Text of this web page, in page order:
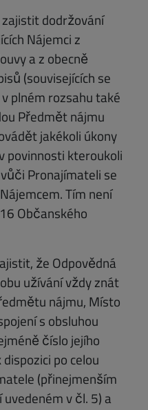
dodržování
Nájemci z
a z obecně
(souvisejících se
plném rozsahu také
Předmět nájmu
jakékoli úkony
povinnosti kteroukoli
Pronajímateli se
Tím není
Občanského
že Odpovědná
užívání vždy znát
nájmu, Místo
s obsluhou
číslo jejího
po celou
(přinejmenším
v čl. 5) a